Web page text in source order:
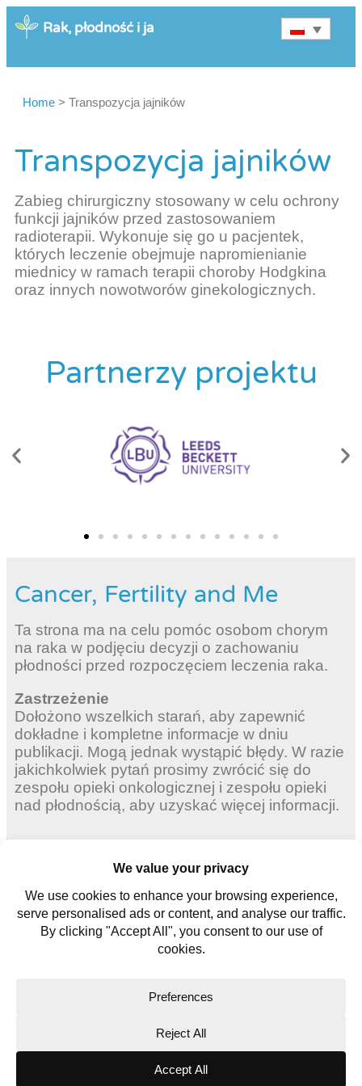
Rak, płodność i ja
Home > Transpozycja jajników
Transpozycja jajników
Zabieg chirurgiczny stosowany w celu ochrony
funkcji jajników przed zastosowaniem
radioterapii. Wykonuje się go u pacjentek,
których leczenie obejmuje napromienianie
miednicy w ramach terapii choroby Hodgkina
oraz innych nowotworów ginekologicznych.
Partnerzy projektu
Cancer, Fertility and Me
Ta strona ma na celu pomóc osobom chorym
na raka w podjęciu decyzji o zachowaniu
płodności przed rozpoczęciem leczenia raka.
Zastrzeżenie
Dołożono wszelkich starań, aby zapewnić
dokładne i kompletne informacje w dniu
publikacji. Mogą jednak wystąpić błędy. W razie
jakichkolwiek pytań prosimy zwrócić się do
zespołu opieki onkologicznej i zespołu opieki
nad płodnością, aby uzyskać więcej informacji.
Młodych mężczyzn
Skontaktuj się z nami
Cookie Policy
Copyright © 2026. All rights reserved.